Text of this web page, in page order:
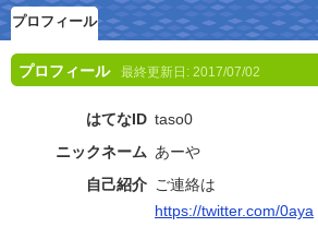
プロフィール
プロフィール 最終更新日: 2017/07/02
はてなID taso0
ニックネーム あーや
自己紹介 ご連絡は
https://twitter.com/0aya